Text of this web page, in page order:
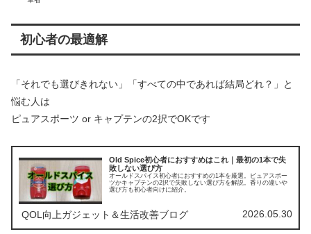
初心者の最適解
「それでも選びきれない」「すべての中であれば結局どれ？」と
悩む人は
ピュアスポーツ or キャプテンの2択でOKです
Old Spice初心者におすすめはこれ｜最初の1本で失
敗しない選び方
オールドスパイス初心者におすすめの1本を厳選。ピュアスポー
ツかキャプテンの2択で失敗しない選び方を解説。香りの違いや
選び方も初心者向けに紹介。
QOL向上ガジェット＆生活改善ブログ 2026.05.30